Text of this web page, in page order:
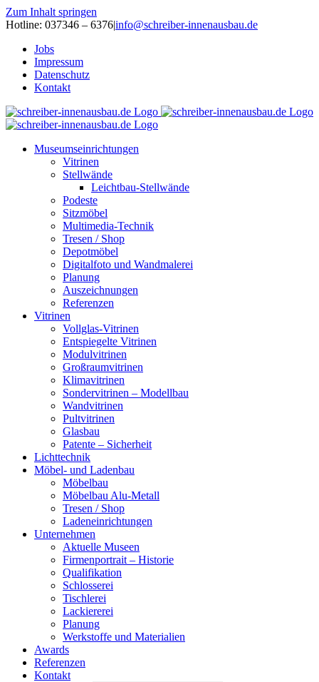
Zum Inhalt springen
Hotline: 037346 – 6376|info@schreiber-innenausbau.de
Jobs
Impressum
Datenschutz
Kontakt
Museumseinrichtungen
Vitrinen
Stellwände
Leichtbau-Stellwände
Podeste
Sitzmöbel
Multimedia-Technik
Tresen / Shop
Depotmöbel
Digitalfoto und Wandmalerei
Planung
Auszeichnungen
Referenzen
Vitrinen
Vollglas-Vitrinen
Entspiegelte Vitrinen
Modulvitrinen
Großraumvitrinen
Klimavitrinen
Sondervitrinen – Modellbau
Wandvitrinen
Pultvitrinen
Glasbau
Patente – Sicherheit
Lichttechnik
Möbel- und Ladenbau
Möbelbau
Möbelbau Alu-Metall
Tresen / Shop
Ladeneinrichtungen
Unternehmen
Aktuelle Museen
Firmenportrait – Historie
Qualifikation
Schlosserei
Tischlerei
Lackiererei
Planung
Werkstoffe und Materialien
Awards
Referenzen
Kontakt